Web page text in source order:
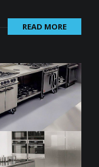
READ MORE